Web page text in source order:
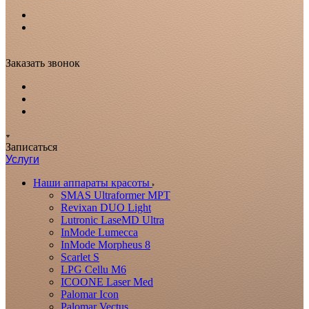
Заказать звонок
Записаться
Услуги
Наши аппараты красоты
SMAS Ultraformer MPT
Revixan DUO Light
Lutronic LaseMD Ultra
InMode Lumecca
InMode Morpheus 8
Scarlet S
LPG Cellu M6
ICOONE Laser Med
Palomar Icon
Palomar Vectus